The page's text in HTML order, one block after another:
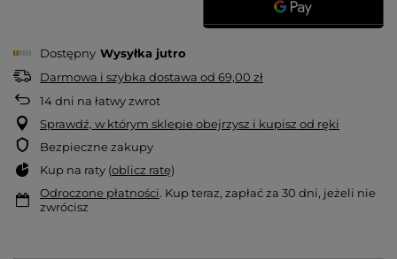
Dostępny Wysyłka jutro
Darmowa i szybka dostawa od 69,00 zł
14dni na łatwy zwrot
Sprawdź, w którym sklepie obejrzysz i kupisz od ręki
Bezpieczne zakupy
Kup na raty (oblicz ratę)
Odroczone płatności. Kup teraz, zapłać za 30 dni, jeżeli nie
zwrócisz